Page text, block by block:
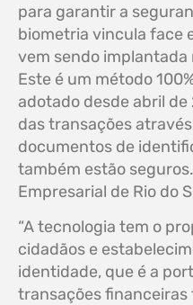
para garantir a
biometria vincula face
vem sendo implantada
Este é um método
adotado desde abril de
das transações
documentos de
também estão
Empresarial de Rio do
“A tecnologia tem o
cidadãos e
identidade, que é a
transações financeiras